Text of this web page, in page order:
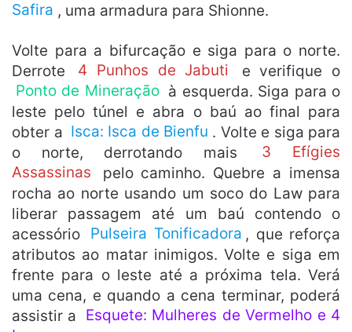
Safira , uma armadura para Shionne.
Volte para a bifurcação e siga para o norte.
Derrote
4 Punhos de Jabuti
e verifique o
Ponto de Mineração à esquerda. Siga para o
leste pelo túnel e abra o baú ao final para
obter a Isca: Isca de Bienfu . Volte e siga para
o norte, derrotando mais
3 Efígies
Assassinas
pelo caminho. Quebre a imensa
rocha ao norte usando um soco do Law para
liberar passagem até um baú contendo o
acessório
Pulseira Tonificadora , que reforça
atributos ao matar inimigos. Volte e siga em
frente para o leste até a próxima tela. Verá
uma cena, e quando a cena terminar, poderá
assistir a
Esquete: Mulheres de Vermelho e 4